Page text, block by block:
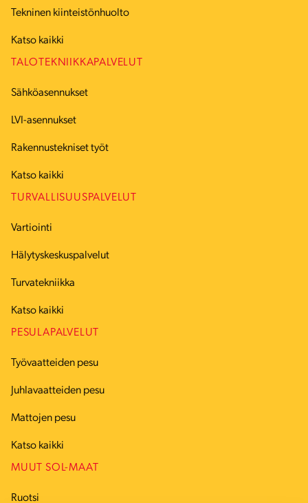
Tekninen kiinteistönhuolto
Katso kaikki
TALOTEKNIIKKAPALVELUT
Sähköasennukset
LVI-asennukset
Rakennustekniset työt
Katso kaikki
TURVALLISUUSPALVELUT
Vartiointi
Hälytyskeskuspalvelut
Turvatekniikka
Katso kaikki
PESULAPALVELUT
Työvaatteiden pesu
Juhlavaatteiden pesu
Mattojen pesu
Katso kaikki
MUUT SOL-MAAT
Ruotsi